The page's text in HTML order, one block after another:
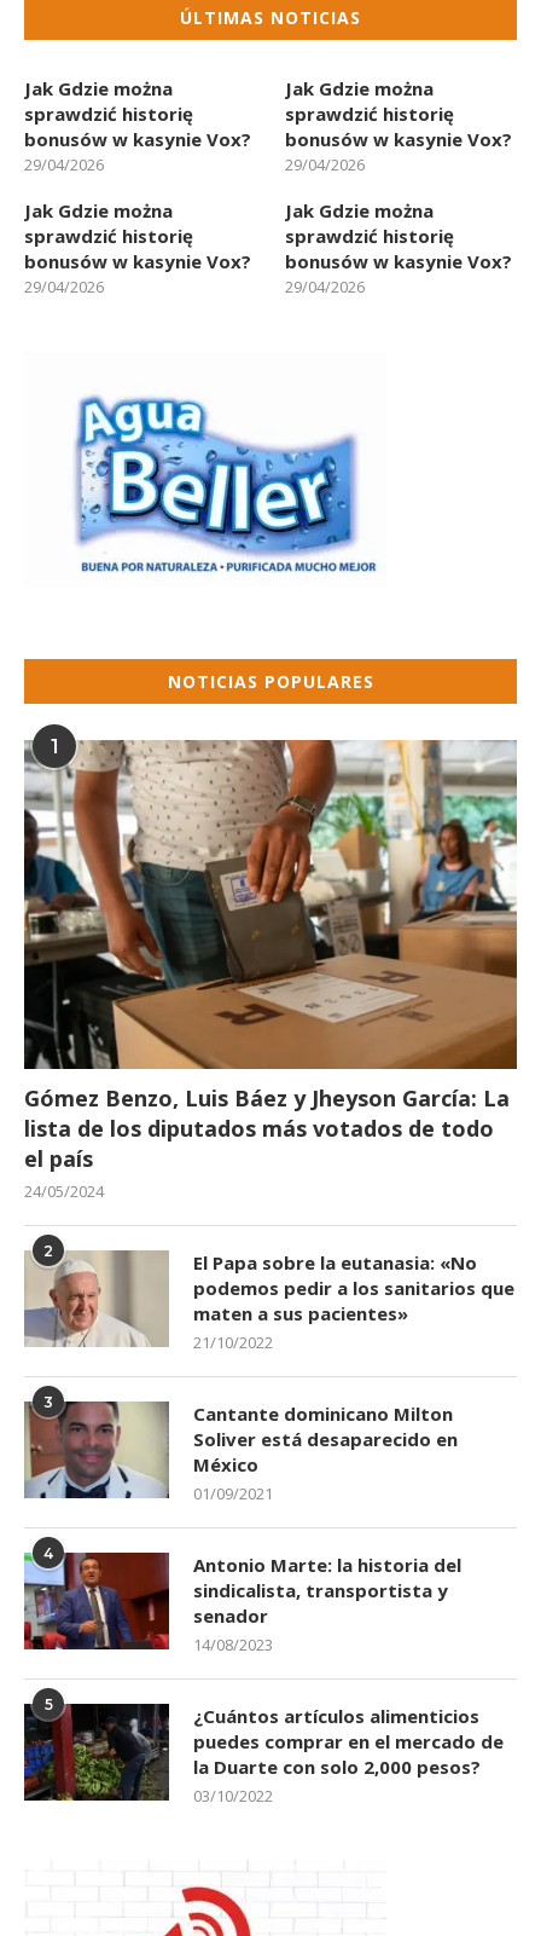
ÚLTIMAS NOTICIAS
Jak Gdzie można
sprawdzić historię
bonusów w kasynie Vox?
29/04/2026
Jak Gdzie można
sprawdzić historię
bonusów w kasynie Vox?
29/04/2026
Jak Gdzie można
sprawdzić historię
bonusów w kasynie Vox?
29/04/2026
Jak Gdzie można
sprawdzić historię
bonusów w kasynie Vox?
29/04/2026
NOTICIAS POPULARES
1
Gómez Benzo, Luis Báez y Jheyson García: La
lista de los diputados más votados de todo
el país
24/05/2024
2
El Papa sobre la eutanasia: «No
podemos pedir a los sanitarios que
maten a sus pacientes»
21/10/2022
3
Cantante dominicano Milton
Soliver está desaparecido en
México
01/09/2021
4
Antonio Marte: la historia del
sindicalista, transportista y
senador
14/08/2023
5
¿Cuántos artículos alimenticios
puedes comprar en el mercado de
la Duarte con solo 2,000 pesos?
03/10/2022